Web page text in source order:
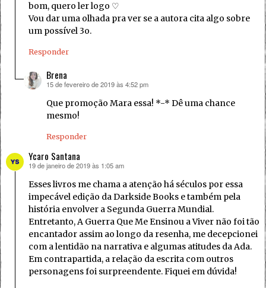
bom, quero ler logo ♡
Vou dar uma olhada pra ver se a autora cita algo sobre
um possível 3o.
Responder
Brena
disse:
15 de fevereiro de 2019 às 4:52 pm
Que promoção Mara essa! *-* Dê uma chance
mesmo!
Responder
Ycaro Santana
disse:
19 de janeiro de 2019 às 1:05 am
Esses livros me chama a atenção há séculos por essa
impecável edição da Darkside Books e também pela
história envolver a Segunda Guerra Mundial.
Entretanto, A Guerra Que Me Ensinou a Viver não foi tão
encantador assim ao longo da resenha, me decepcionei
com a lentidão na narrativa e algumas atitudes da Ada.
Em contrapartida, a relação da escrita com outros
personagens foi surpreendente. Fiquei em dúvida!